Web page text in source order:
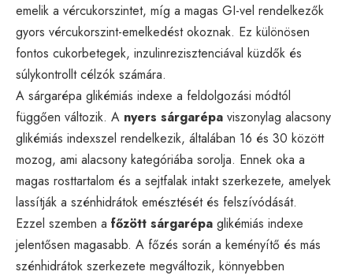
emelik a vércukorszintet, míg a magas GI-vel rendelkezők
gyors vércukorszint-emelkedést okoznak. Ez különösen
fontos cukorbetegek, inzulinrezisztenciával küzdők és
súlykontrollt célzók számára.
A sárgarépa glikémiás indexe a feldolgozási módtól
függően változik. A nyers sárgarépa viszonylag alacsony
glikémiás indexszel rendelkezik, általában 16 és 30 között
mozog, ami alacsony kategóriába sorolja. Ennek oka a
magas rosttartalom és a sejtfalak intakt szerkezete, amelyek
lassítják a szénhidrátok emésztését és felszívódását.
Ezzel szemben a főzött sárgarépa glikémiás indexe
jelentősen magasabb. A főzés során a keményítő és más
szénhidrátok szerkezete megváltozik, könnyebben